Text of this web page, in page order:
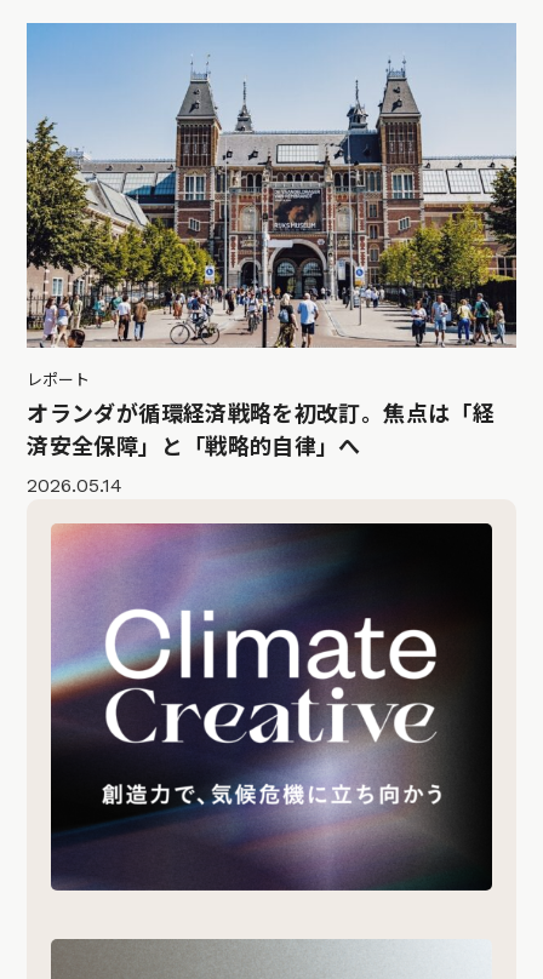
レポート
オランダが循環経済戦略を初改訂。焦点は「経
済安全保障」と「戦略的自律」へ
2026.05.14